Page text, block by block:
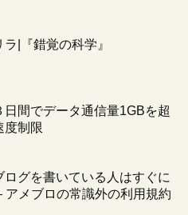
|『錯覚の科学』
日間でデータ通信量1GBを超
度制限
ログを書いている人はすぐに
アメブロの常識外の利用規約